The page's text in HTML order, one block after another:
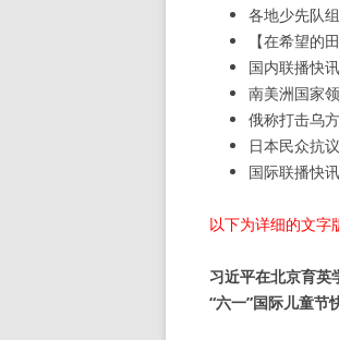
各地少先队
【在希望的
国内联播快讯
南美洲国家
俄称打击乌
日本民众抗
国际联播快讯
以下为详细的文字
习近平在北京育英
“六一”国际儿童节